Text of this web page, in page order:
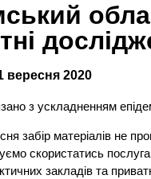
вересня 2020
з ускладненням
забір матеріалів не
скористатись
закладів та